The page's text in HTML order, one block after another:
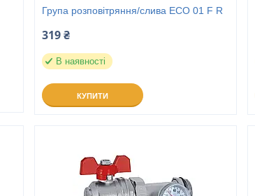
Група розповітряння/слива ECO 01 F R
319 ₴
В наявності
КУПИТИ